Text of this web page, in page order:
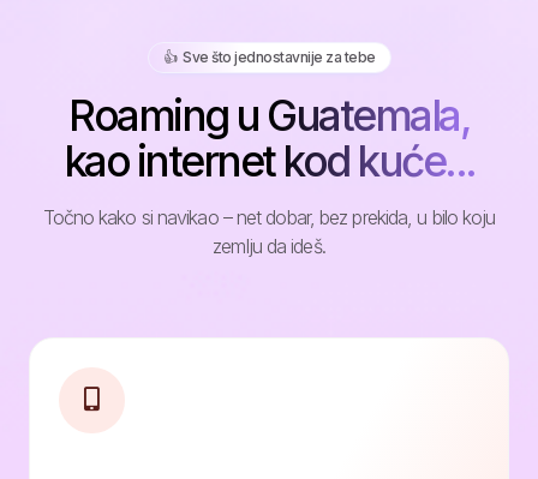
👍️ Sve što jednostavnije za tebe
Roaming u Guatemala,
kao internet kod kuće...
Točno kako si navikao – net dobar, bez prekida, u bilo koju
zemlju da ideš.